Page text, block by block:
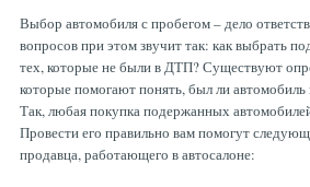
Выбор автомобиля с пробегом – дело
вопросов при этом звучит так: как выбрать
тех, которые не были в ДТП? Существуют
которые помогают понять, был ли автомобиль
Так, любая покупка подержанных
Провести его правильно вам помогут
продавца, работающего в автосалоне:
Рулевая система
Топливная система
Масло МОТОРНОЕ
МАСЛО